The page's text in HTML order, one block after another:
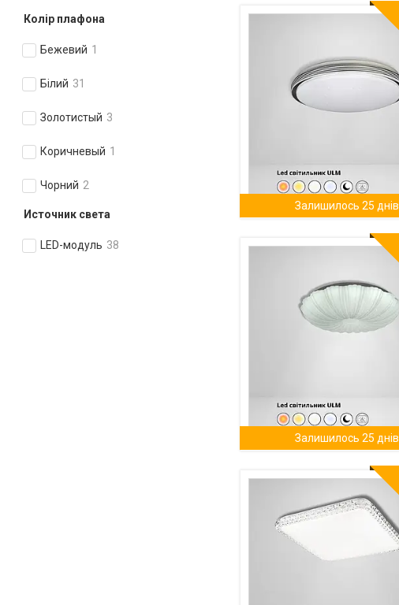
Колір плафона
Бежевий 1
Білий 31
Золотистый 3
Коричневый 1
Чорний 2
Источник света
LED-модуль 38
Залишилось 25 днів
Залишилось 25 днів